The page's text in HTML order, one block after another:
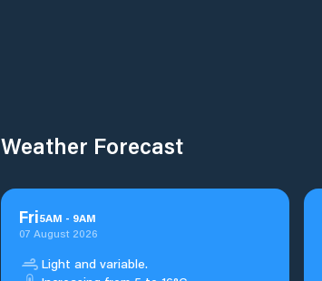
Weather Forecast
Fri5AM - 9AM
07 August 2026
Light and variable.